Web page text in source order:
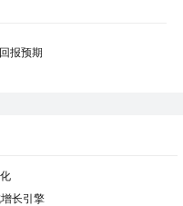
报预期
长引擎